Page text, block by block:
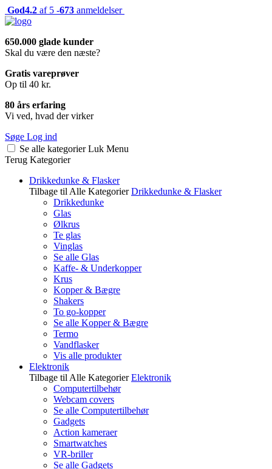
God4.2 af 5 -673 anmeldelser
650.000 glade kunder
Skal du være den næste?
Gratis vareprøver
Op til 40 kr.
80 års erfaring
Vi ved, hvad der virker
Søge Log ind
Se alle kategorier Luk Menu
Terug Kategorier
Drikkedunke & Flasker
Tilbage til Alle Kategorier Drikkedunke & Flasker
Drikkedunke
Glas
Ølkrus
Te glas
Vinglas
Se alle Glas
Kaffe- & Underkopper
Krus
Kopper & Bægre
Shakers
To go-kopper
Se alle Kopper & Bægre
Termo
Vandflasker
Vis alle produkter
Elektronik
Tilbage til Alle Kategorier Elektronik
Computertilbehør
Webcam covers
Se alle Computertilbehør
Gadgets
Action kameraer
Smartwatches
VR-briller
Se alle Gadgets